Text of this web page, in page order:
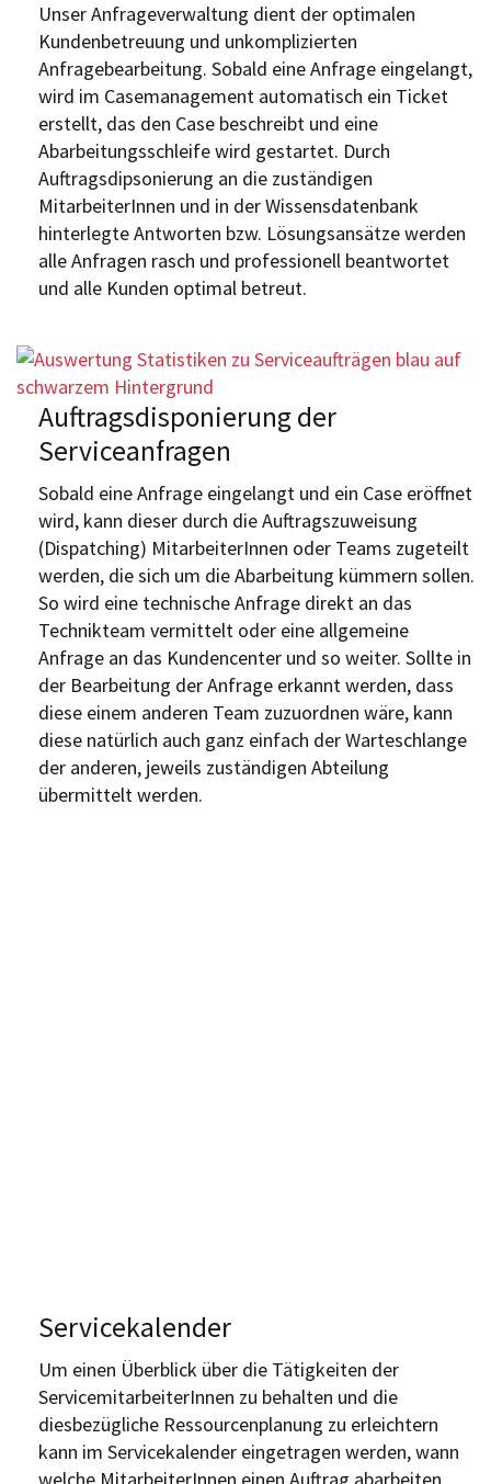
Unser Anfrageverwaltung dient der optimalen
Kundenbetreuung und unkomplizierten
Anfragebearbeitung. Sobald eine Anfrage eingelangt,
wird im Casemanagement automatisch ein Ticket
erstellt, das den Case beschreibt und eine
Abarbeitungsschleife wird gestartet. Durch
Auftragsdipsonierung an die zuständigen
MitarbeiterInnen und in der Wissensdatenbank
hinterlegte Antworten bzw. Lösungsansätze werden
alle Anfragen rasch und professionell beantwortet
und alle Kunden optimal betreut.
Auftragsdisponierung der
Serviceanfragen
Sobald eine Anfrage eingelangt und ein Case eröffnet
wird, kann dieser durch die Auftragszuweisung
(Dispatching) MitarbeiterInnen oder Teams zugeteilt
werden, die sich um die Abarbeitung kümmern sollen.
So wird eine technische Anfrage direkt an das
Technikteam vermittelt oder eine allgemeine
Anfrage an das Kundencenter und so weiter. Sollte in
der Bearbeitung der Anfrage erkannt werden, dass
diese einem anderen Team zuzuordnen wäre, kann
diese natürlich auch ganz einfach der Warteschlange
der anderen, jeweils zuständigen Abteilung
übermittelt werden.
Servicekalender
Um einen Überblick über die Tätigkeiten der
ServicemitarbeiterInnen zu behalten und die
diesbezügliche Ressourcenplanung zu erleichtern
kann im Servicekalender eingetragen werden, wann